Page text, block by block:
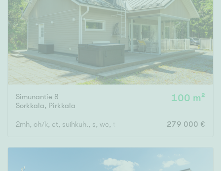
Simunantie 8
Sorkkala, Pirkkala
100 m²
2mh, oh/k, et, suihkuh., s, wc, tekt. 279 000 €